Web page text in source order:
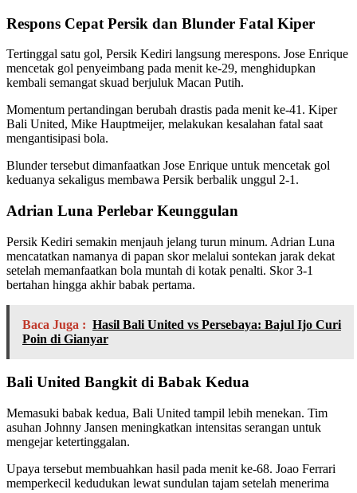
Respons Cepat Persik dan Blunder Fatal Kiper
Tertinggal satu gol, Persik Kediri langsung merespons. Jose Enrique
mencetak gol penyeimbang pada menit ke-29, menghidupkan
kembali semangat skuad berjuluk Macan Putih.
Momentum pertandingan berubah drastis pada menit ke-41. Kiper
Bali United, Mike Hauptmeijer, melakukan kesalahan fatal saat
mengantisipasi bola.
Blunder tersebut dimanfaatkan Jose Enrique untuk mencetak gol
keduanya sekaligus membawa Persik berbalik unggul 2-1.
Adrian Luna Perlebar Keunggulan
Persik Kediri semakin menjauh jelang turun minum. Adrian Luna
mencatatkan namanya di papan skor melalui sontekan jarak dekat
setelah memanfaatkan bola muntah di kotak penalti. Skor 3-1
bertahan hingga akhir babak pertama.
Baca Juga : Hasil Bali United vs Persebaya: Bajul Ijo Curi
Poin di Gianyar
Bali United Bangkit di Babak Kedua
Memasuki babak kedua, Bali United tampil lebih menekan. Tim
asuhan Johnny Jansen meningkatkan intensitas serangan untuk
mengejar ketertinggalan.
Upaya tersebut membuahkan hasil pada menit ke-68. Joao Ferrari
memperkecil kedudukan lewat sundulan tajam setelah menerima